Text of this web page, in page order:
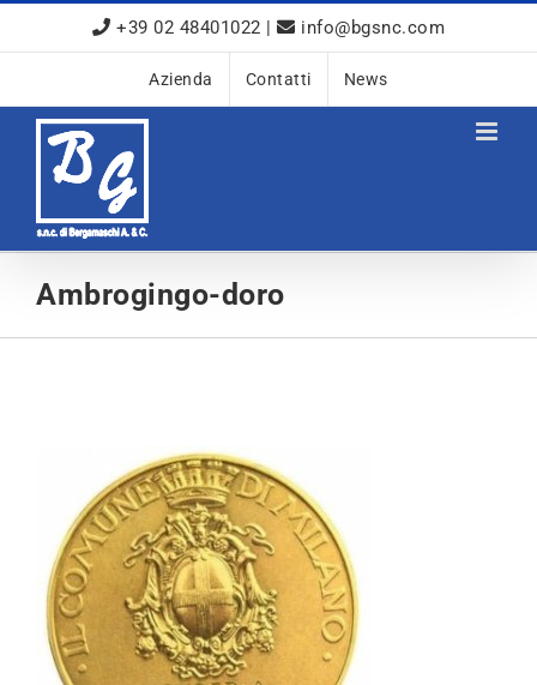
+39 02 48401022 | info@bgsnc.com
Azienda Contatti News
Ambrogingo-doro